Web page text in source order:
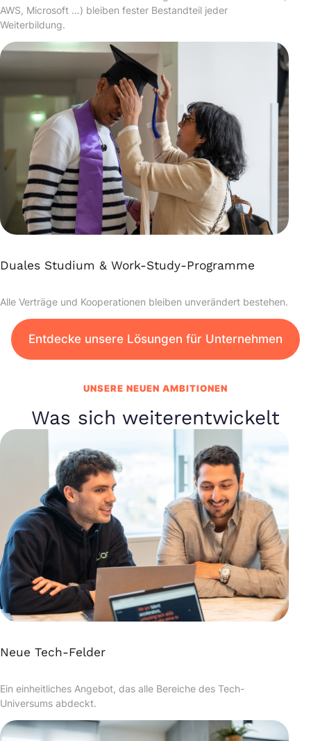
AWS, Microsoft …) bleiben fester Bestandteil jeder
Weiterbildung.
Duales Studium & Work-Study-Programme
Alle Verträge und Kooperationen bleiben unverändert bestehen.
Entdecke unsere Lösungen für Unternehmen
UNSERE NEUEN AMBITIONEN
Was sich weiterentwickelt
Neue Tech-Felder
Ein einheitliches Angebot, das alle Bereiche des Tech-
Universums abdeckt.